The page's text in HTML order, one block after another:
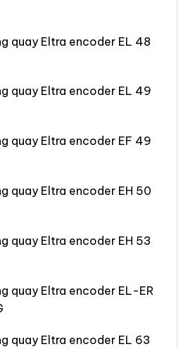
quay Eltra encoder EL 48
quay Eltra encoder EL 49
quay Eltra encoder EF 49
quay Eltra encoder EH 50
quay Eltra encoder EH 53
quay Eltra encoder EL-ER
quay Eltra encoder EL 63